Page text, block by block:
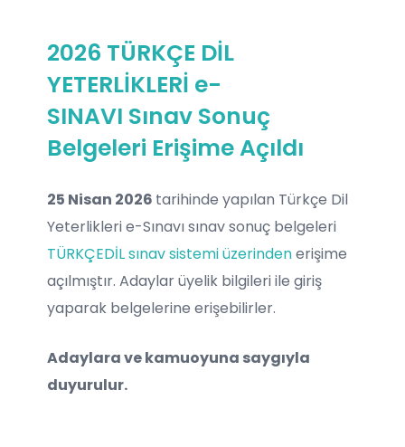
2026 TÜRKÇE DİL
YETERLİKLERİ e-
SINAVI Sınav Sonuç
Belgeleri Erişime Açıldı
25 Nisan 2026 tarihinde yapılan Türkçe Dil
Yeterlikleri e-Sınavı sınav sonuç belgeleri
TÜRKÇEDİL sınav sistemi üzerindenerişime
açılmıştır. Adaylar üyelik bilgileri ile giriş
yaparak belgelerine erişebilirler.
Adaylara ve kamuoyuna saygıyla
duyurulur.